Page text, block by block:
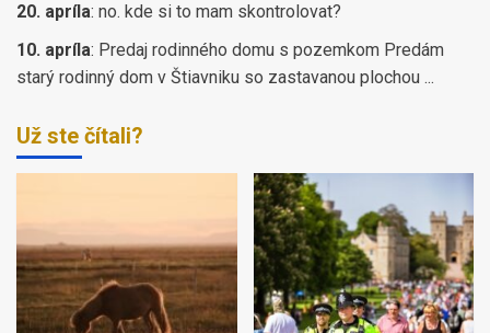
20. apríla: no. kde si to mam skontrolovat?
10. apríla: Predaj rodinného domu s pozemkom Predám
starý rodinný dom v Štiavniku so zastavanou plochou ...
Už ste čítali?